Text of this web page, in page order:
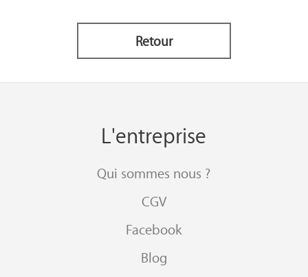
Retour
L'entreprise
Qui sommes nous ?
CGV
Facebook
Blog